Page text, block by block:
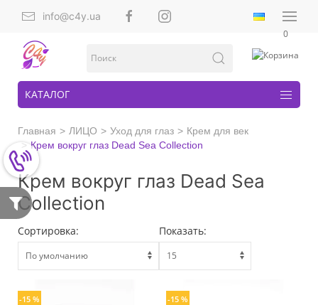
info@c4y.ua
0
КАТАЛОГ
Главная ЛИЦО Уход для глаз
Крем для век
Крем вокруг глаз Dead Sea Collection
Крем вокруг глаз Dead Sea
Collection
Сортировка: Показать:
-15 % -15 %